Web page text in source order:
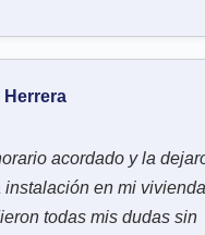
acordado y la
en mi
todas mis dudas sin